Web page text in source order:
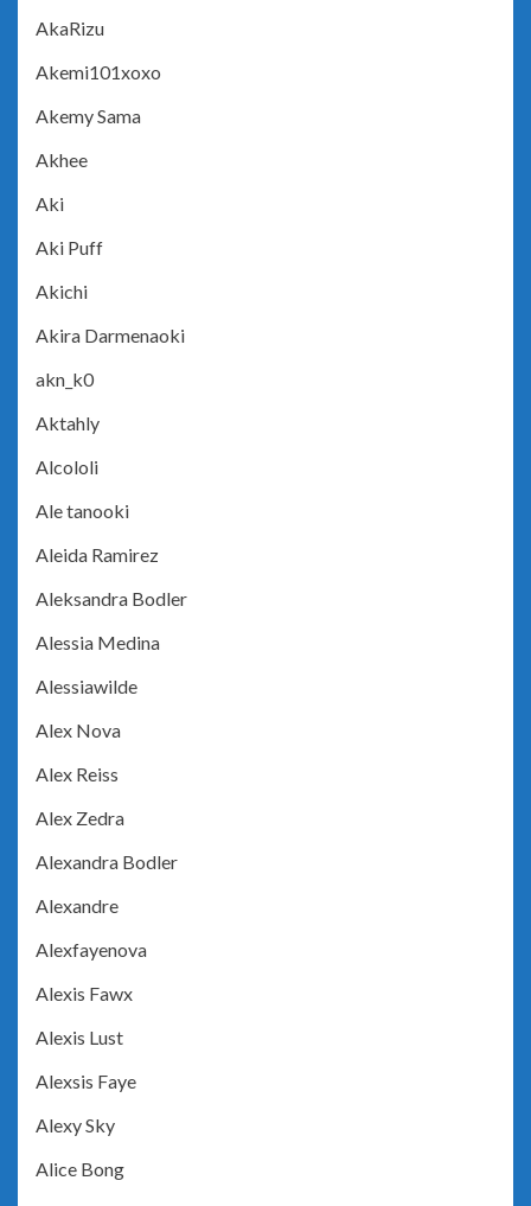
AkaRizu
Akemi101xoxo
Akemy Sama
Akhee
Aki
Aki Puff
Akichi
Akira Darmenaoki
akn_k0
Aktahly
Alcololi
Ale tanooki
Aleida Ramirez
Aleksandra Bodler
Alessia Medina
Alessiawilde
Alex Nova
Alex Reiss
Alex Zedra
Alexandra Bodler
Alexandre
Alexfayenova
Alexis Fawx
Alexis Lust
Alexsis Faye
Alexy Sky
Alice Bong